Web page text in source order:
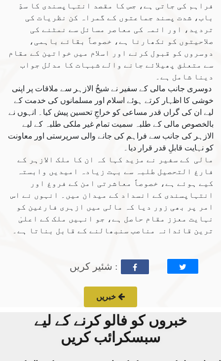
فراہم کی جاتی ہے، جس کا مقصد انتہاپسندی کا سدِّ
باب، شدت پسند جماعتوں کے گمراہ کن نظریات کی
تردید، اور ائمہ کی معاصر مسائل سے نمٹنے کی
صلاحیتوں کو نکھارنا ہے، خصوصاً بقائے باہمی،
دوسروں کو قبول کرنے اور اسلام میں خواتین کے مقام
سے متعلق پھیلائے جانے والے شبہات کا مدلل جواب
دینا شامل ہے۔
دوسری جانب مالی کے سفیر نے شیخُ الازہر سے ملاقات پر اپنی
خوشی کا اظہار کرتے ہوئے اسلام اور مسلمانوں کی خدمت کے
لیے ان کی گراں قدر مساعی کو خراجِ تحسین پیش کیا۔ انہوں نے
بالخصوص مالی کے طلبہ سمیت تمام غیر ملکی طلبہ کے لیے
الازہر کی جانب سے فراہم کی جانے والی سرپرستی اور معاونت
کو نہایت قابلِ قدر قرار دیا۔
مالی کے سفیر نے مزید کہا کہ ان کا ملک الازہر کے
فارغ التحصیل طلبہ سے بہت زیادہ امیدیں وابستہ
کیے ہوئے ہے، خصوصاً معاشرتی امن کے فروغ اور
انتہاپسندی کے انسداد کے میدان میں۔ انہوں نے اس
امر پر بھی زور دیا کہ مالی میں ازہری فارغین کو
نہایت معزز مقام حاصل ہے، جو انہیں ملک کے اعلیٰ
ترین قائدانہ مناصب سنبھالنے کے قابل بناتا ہے۔
: شئیر کریں
خبریں
خبروں کو فالو کرنے کے لیے
سبسکرائب کریں